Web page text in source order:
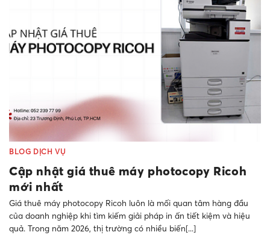
BLOG DỊCH VỤ
Cập nhật giá thuê máy photocopy Ricoh
mới nhất
Giá thuê máy photocopy Ricoh luôn là mối quan tâm hàng đầu
của doanh nghiệp khi tìm kiếm giải pháp in ấn tiết kiệm và hiệu
quả. Trong năm 2026, thị trường có nhiều biến[...]